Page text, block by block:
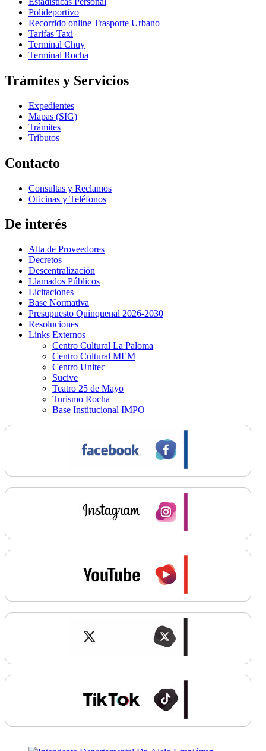
Polideportivo
Recorrido online Trasporte Urbano
Tarifas Taxi
Terminal Chuy
Terminal Rocha
Trámites y Servicios
Expedientes
Mapas (SIG)
Trámites
Tributos
Contacto
Consultas y Reclamos
Oficinas y Teléfonos
De interés
Alta de Proveedores
Decretos
Descentralización
Llamados Públicos
Licitaciones
Base Normativa
Presupuesto Quinquenal 2026-2030
Resoluciones
Links Externos
Centro Cultural La Paloma
Centro Cultural MEM
Centro Unitec
Sucive
Teatro 25 de Mayo
Turismo Rocha
Base Institucional IMPO